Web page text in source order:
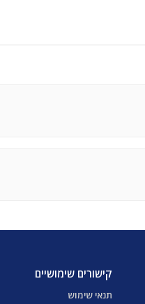
קישורים שימושיים
תנאי שימוש